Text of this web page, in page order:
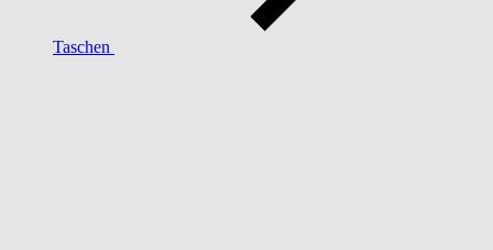
Taschen